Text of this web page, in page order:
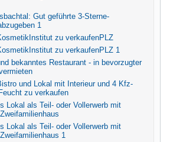
Gut geführte 3-Sterne-
1
zu verkaufenPLZ
zu verkaufenPLZ 1
bekanntes Restaurant - in bevorzugter
und Lokal mit Interieur und 4 Kfz-
zu verkaufen
Lokal als Teil- oder Vollerwerb mit
Lokal als Teil- oder Vollerwerb mit
1